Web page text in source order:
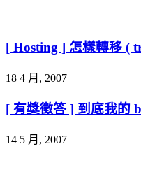
[ Hosting ] 怎樣轉移 (
18 4 月, 2007
[ 有獎徵答 ] 到底我的
14 5 月, 2007